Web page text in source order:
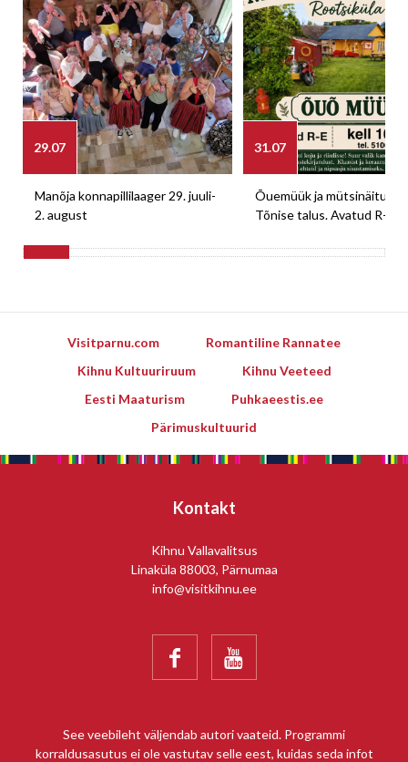
29.07
Manõja konnapillilaager 29. juuli-
2. august
31.07
Õuemüük ja mütsinäitus
Tõnise talus. Avatud R-E
Visitparnu.com
Romantiline Rannatee
Kihnu Kultuuriruum
Kihnu Veeteed
Eesti Maaturism
Puhkaeestis.ee
Pärimuskultuurid
Kontakt
Kihnu Vallavalitsus
Linaküla 88003, Pärnumaa
info@visitkihnu.ee
 
See veebileht väljendab autori vaateid. Programmi
korraldusasutus ei ole vastutav selle eest, kuidas seda infot